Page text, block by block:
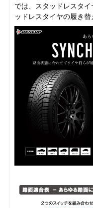
では、スタッドレスタ
ッドレスタイヤの履き替